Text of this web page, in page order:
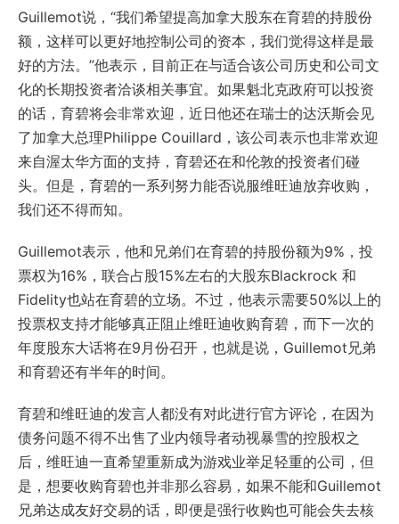
Guillemot说，“我们希望提高加拿大股东在育碧的持股份
额，这样可以更好地控制公司的资本，我们觉得这样是最
好的方法。”他表示，目前正在与适合该公司历史和公司文
化的长期投资者洽谈相关事宜。如果魁北克政府可以投资
的话，育碧将会非常欢迎，近日他还在瑞士的达沃斯会见
了加拿大总理Philippe Couillard，该公司表示也非常欢迎
来自渥太华方面的支持，育碧还在和伦敦的投资者们碰
头。但是，育碧的一系列努力能否说服维旺迪放弃收购，
我们还不得而知。
Guillemot表示，他和兄弟们在育碧的持股份额为9%，投
票权为16%，联合占股15%左右的大股东Blackrock 和
Fidelity也站在育碧的立场。不过，他表示需要50%以上的
投票权支持才能够真正阻止维旺迪收购育碧，而下一次的
年度股东大话将在9月份召开，也就是说，Guillemot兄弟
和育碧还有半年的时间。
育碧和维旺迪的发言人都没有对此进行官方评论，在因为
债务问题不得不出售了业内领导者动视暴雪的控股权之
后，维旺迪一直希望重新成为游戏业举足轻重的公司，但
是，想要收购育碧也并非那么容易，如果不能和Guillemot
兄弟达成友好交易的话，即便是强行收购也可能会失去核